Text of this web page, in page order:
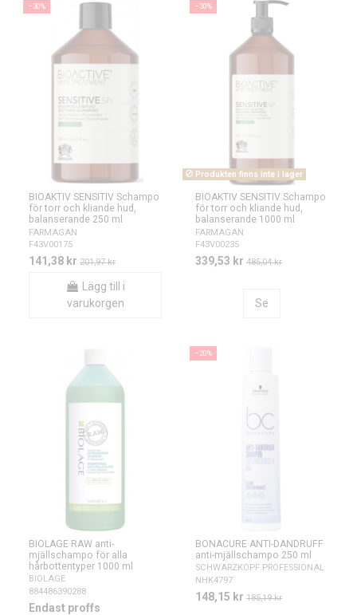
−30%
BIOAKTIV SENSITIV Schampo
för torr och kliande hud,
balanserande 250 ml
FARMAGAN
F43V00175
141,38 kr 201,97 kr
Lägg till i
varukorgen
−30%
Produkten finns inte i lager
BIOAKTIV SENSITIV Schampo
för torr och kliande hud,
balanserande 1000 ml
FARMAGAN
F43V00235
339,53 kr 485,04 kr
Se
BIOLAGE RAW anti-
mjällschampo för alla
hårbottentyper 1000 ml
BIOLAGE
884486390288
Endast proffs
−20%
BONACURE ANTI-DANDRUFF
anti-mjällschampo 250 ml
SCHWARZKOPF PROFESSIONAL
NHK4797
148,15 kr 185,19 kr